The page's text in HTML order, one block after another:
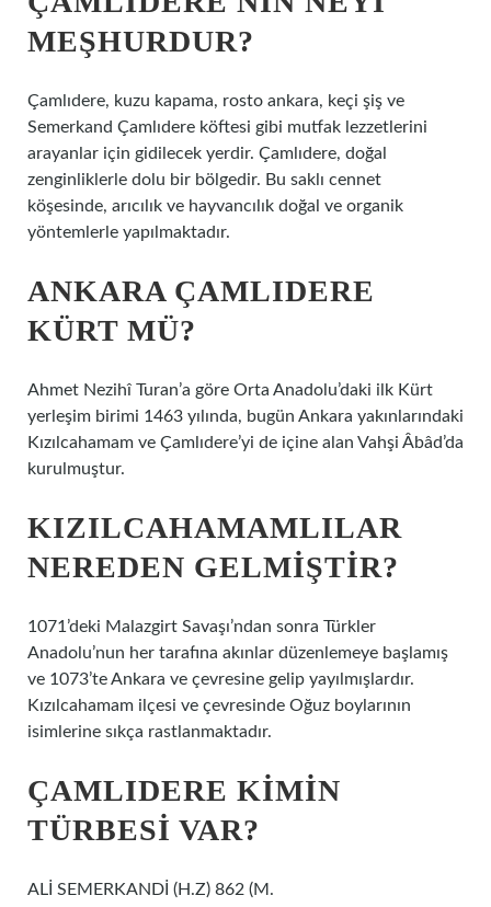
MEŞHURDUR?
Çamlıdere, kuzu kapama, rosto ankara, keçi şiş ve
Semerkand Çamlıdere köftesi gibi mutfak lezzetlerini
arayanlar için gidilecek yerdir. Çamlıdere, doğal
zenginliklerle dolu bir bölgedir. Bu saklı cennet
köşesinde, arıcılık ve hayvancılık doğal ve organik
yöntemlerle yapılmaktadır.
ANKARA ÇAMLIDERE
KÜRT MÜ?
Ahmet Nezihî Turan’a göre Orta Anadolu’daki ilk Kürt
yerleşim birimi 1463 yılında, bugün Ankara yakınlarındaki
Kızılcahamam ve Çamlıdere’yi de içine alan Vahşi Âbâd’da
kurulmuştur.
KIZILCAHAMAMLILAR
NEREDEN GELMIŞTIR?
1071’deki Malazgirt Savaşı’ndan sonra Türkler
Anadolu’nun her tarafına akınlar düzenlemeye başlamış
ve 1073’te Ankara ve çevresine gelip yayılmışlardır.
Kızılcahamam ilçesi ve çevresinde Oğuz boylarının
isimlerine sıkça rastlanmaktadır.
ÇAMLIDERE KIMIN
TÜRBESI VAR?
ALİ SEMERKANDİ (H.Z) 862 (M.